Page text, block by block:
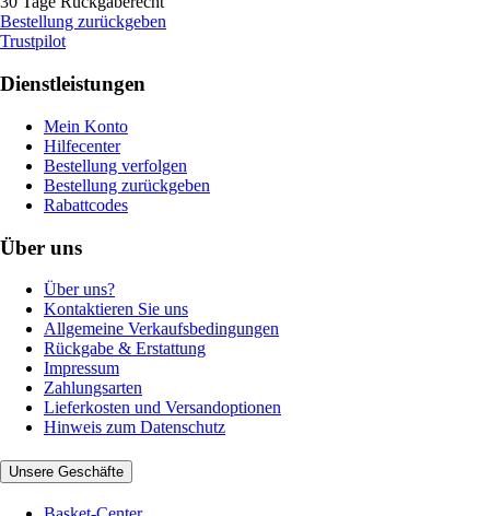
Bestellung zurückgeben
Trustpilot
Dienstleistungen
Mein Konto
Hilfecenter
Bestellung verfolgen
Bestellung zurückgeben
Rabattcodes
Über uns
Über uns?
Kontaktieren Sie uns
Allgemeine Verkaufsbedingungen
Rückgabe & Erstattung
Impressum
Zahlungsarten
Lieferkosten und Versandoptionen
Hinweis zum Datenschutz
Unsere Geschäfte